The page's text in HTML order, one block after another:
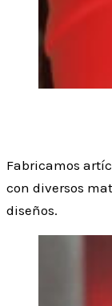
Fabricamos
con diversos
diseños.